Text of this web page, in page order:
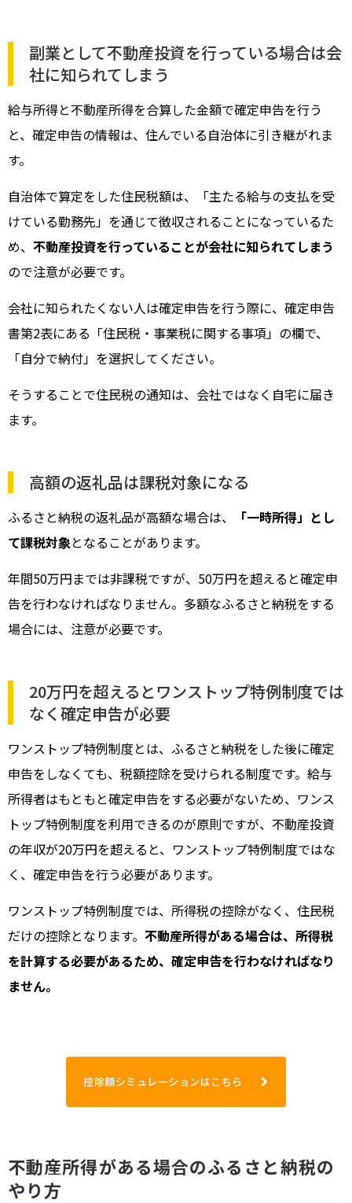
副業として不動産投資を行っている場合は会
社に知られてしまう
給与所得と不動産所得を合算した金額で確定申告を行う
と、確定申告の情報は、住んでいる自治体に引き継がれま
す。
自治体で算定をした住民税額は、「主たる給与の支払を受
けている勤務先」を通じて徴収されることになっているた
め、 不動産投資を行っていることが会社に知られてしまう
ので注意が必要です。
会社に知られたくない人は確定申告を行う際に、確定申告
書第2表にある「住民税・事業税に関する事項」の欄で、
「自分で納付」を選択してください。
そうすることで住民税の通知は、会社ではなく自宅に届き
ます。
高額の返礼品は課税対象になる
ふるさと納税の返礼品が高額な場合は、
「一時所得」とし
て課税対象となることがあります。
年間50万円までは非課税ですが、50万円を超えると確定申
告を行わなければなりません。多額なふるさと納税をする
場合には、注意が必要です。
20万円を超えるとワンストップ特例制度では
なく確定申告が必要
ワンストップ特例制度とは、ふるさと納税をした後に確定
申告をしなくても、税額控除を受けられる制度です。給与
所得者はもともと確定申告をする必要がないため、ワンス
トップ特例制度を利用できるのが原則ですが、不動産投資
の年収が20万円を超えると、ワンストップ特例制度ではな
く、確定申告を行う必要があります。
ワンストップ特例制度では、所得税の控除がなく、住民税
だけの控除となります。 不動産所得がある場合は、所得税
を計算する必要があるため、確定申告を行わなければなり
ません。
控除額シミュレーションはこちら
不動産所得がある場合のふるさと納税の
やり方